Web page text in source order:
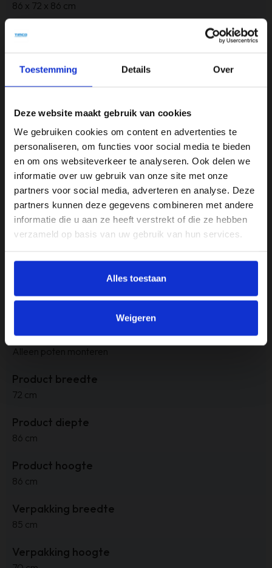
Toestemming Details Over
Deze website maakt gebruik van cookies
We gebruiken cookies om content en advertenties te
personaliseren, om functies voor social media te bieden
en om ons websiteverkeer te analyseren. Ook delen we
informatie over uw gebruik van onze site met onze
partners voor social media, adverteren en analyse. Deze
partners kunnen deze gegevens combineren met andere
informatie die u aan ze heeft verstrekt of die ze hebben
verzameld op basis van uw gebruik van hun services.
Alles toestaan
Weigeren
86 x 72 x 86 cm
Armleuninghoogte
Gewicht
Inclusief armleuning?
Ja
Kleur
Bruin
Materiaal
Alpine Stof
Staal
Merk
Montage
Alleen poten monteren
Product breedte
72 cm
Product diepte
86 cm
Product hoogte
86 cm
Verpakking breedte
85 cm
Verpakking hoogte